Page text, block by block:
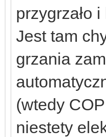
przygrzało
Jest tam
grzania
(wtedy
niestety